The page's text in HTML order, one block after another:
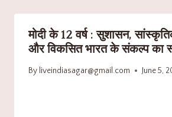
मोदी के 12 वर्ष : सुशासन,
और विकसित भारत के संकल्प का
By liveindiasagar@gmail.com June 5,